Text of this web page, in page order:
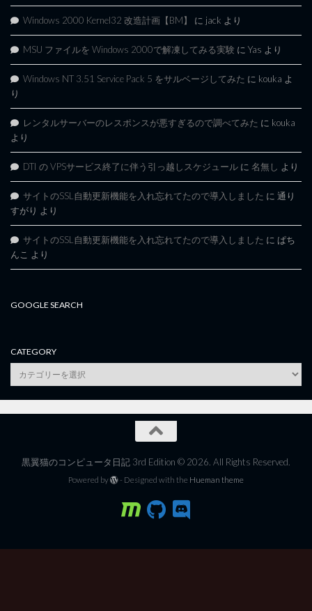
Windows 2000 Kernel32 改造計画【BM】 に jack より
MSU ファイルを Windows 2000で解凍してみる実験 に Yas より
Windows NT 3.51 Service Pack 5 をサルベージしてみた に kouka よ
り
レンタルサーバーのレスポンスが悪すぎるので調べてみた に kouka
より
DTI の VPSサービス終了に伴う引っ越しスケジュール に 名無し より
サイトのSSL自動更新機能を入れ忘れてたので導入しました に 通り
すがり より
サイトのSSL自動更新機能を入れ忘れてたので導入しました に ぱち
んこ より
GOOGLE SEARCH
CATEGORY
category
黒翼猫のコンピュータ日記 3rd Edition © 2026. All Rights Reserved.
Powered by - Designed with the Hueman theme